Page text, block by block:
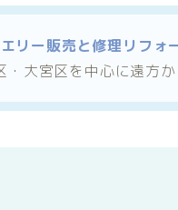
リー販売と修理リフォ
・大宮区を中心に遠方